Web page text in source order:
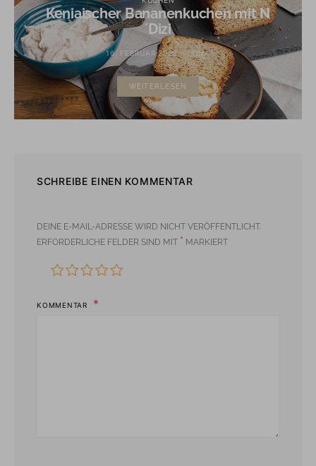
Keniaischer Bananenkuchen mit N
´Dizi
16. FEBRUAR 2020 TINA
WEITERLESEN
SCHREIBE EINEN KOMMENTAR
DEINE E-MAIL-ADRESSE WIRD NICHT VERÖFFENTLICHT.
ERFORDERLICHE FELDER SIND MIT * MARKIERT
KOMMENTAR